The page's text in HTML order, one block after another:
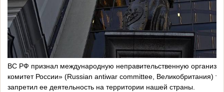
ВС РФ признал международную неправительственную
комитет России» (Russian antiwar committee, Великобритания)
запретил ее деятельность на территории нашей страны.